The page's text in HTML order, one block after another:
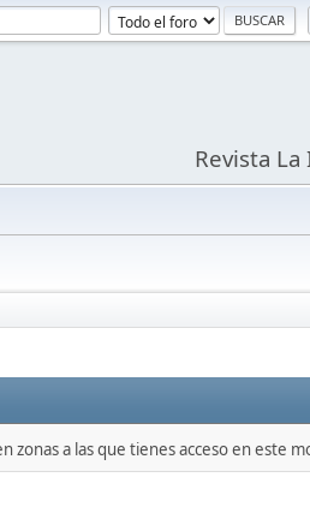
Revista
zonas a las que tienes acceso en este